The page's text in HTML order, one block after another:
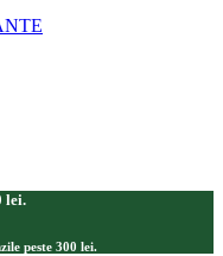
lei.
peste 300 lei.